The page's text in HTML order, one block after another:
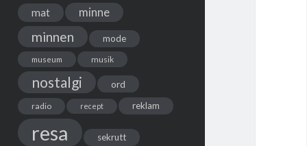
mat minne
minnen mode
museum musik
nostalgi ord
radio recept reklam
resa sekrutt